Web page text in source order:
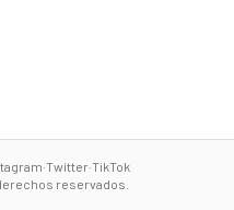
·Twitter·TikTok
reservados.